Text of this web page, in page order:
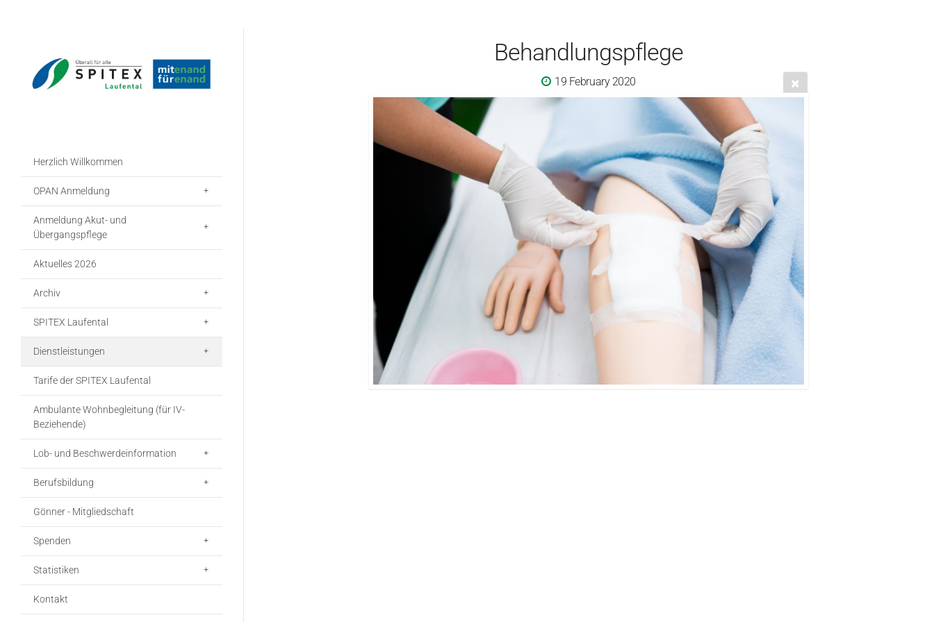
Herzlich Willkommen
OPAN Anmeldung
Anmeldung Akut- und
Übergangspflege
Aktuelles 2026
Archiv
SPITEX Laufental
Dienstleistungen
Tarife der SPITEX Laufental
Ambulante Wohnbegleitung (für IV-
Beziehende)
Lob- und Beschwerdeinformation
Berufsbildung
Gönner - Mitgliedschaft
Spenden
Statistiken
Kontakt
Behandlungspflege
19 February 2020